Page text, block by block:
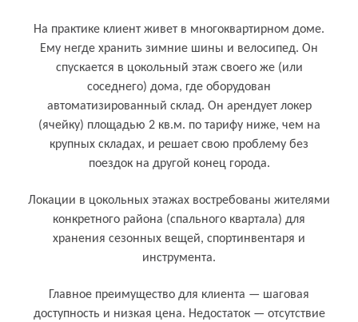
На практике клиент живет в многоквартирном доме.
Ему негде хранить зимние шины и велосипед. Он
спускается в цокольный этаж своего же (или
соседнего) дома, где оборудован
автоматизированный склад. Он арендует локер
(ячейку) площадью 2 кв.м. по тарифу ниже, чем на
крупных складах, и решает свою проблему без
поездок на другой конец города.
Кому и для чего нужен цокольный этаж
(локация)
Локации в цокольных этажах востребованы жителями
конкретного района (спального квартала) для
хранения сезонных вещей, спортинвентаря и
инструмента.
Главное преимущество для клиента — шаговая
доступность и низкая цена. Недостаток — отсутствие